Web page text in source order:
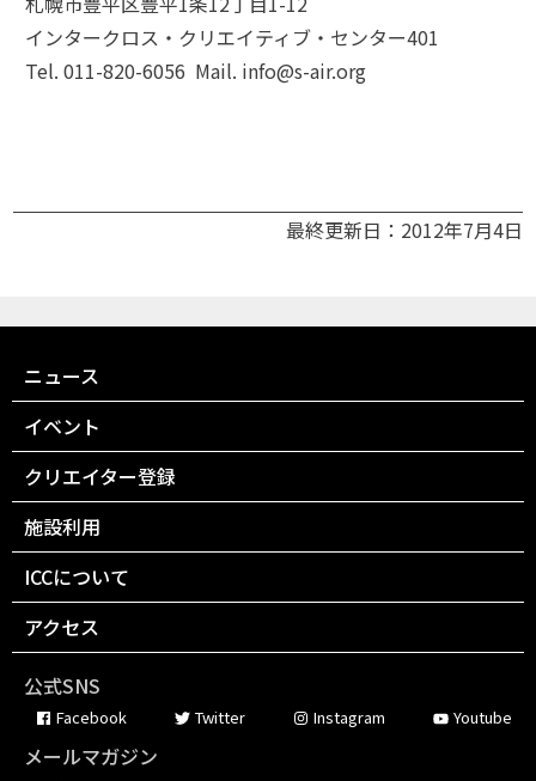
インタークロス・クリエイティブ・センター401
Tel. 011-820-6056 Mail. info@s-air.org
最終更新日：2012年7月4日
ニュース
イベント
クリエイター登録
施設利用
ICCについて
アクセス
公式SNS
Facebook Twitter Instagram Youtube
メールマガジン